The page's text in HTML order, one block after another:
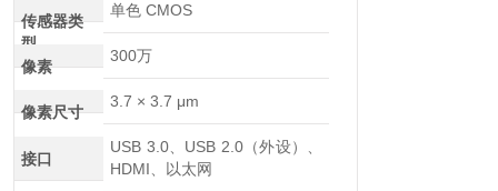
传感器类
型
单色 CMOS
像素
300万
像素尺寸
3.7 × 3.7 μm
接口
USB 3.0、USB 2.0（外设）、
HDMI、以太网